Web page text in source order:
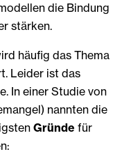
die Bindung
stärken.
häufig das Thema
Leider ist das
In einer Studie von
nannten die
Gründe für